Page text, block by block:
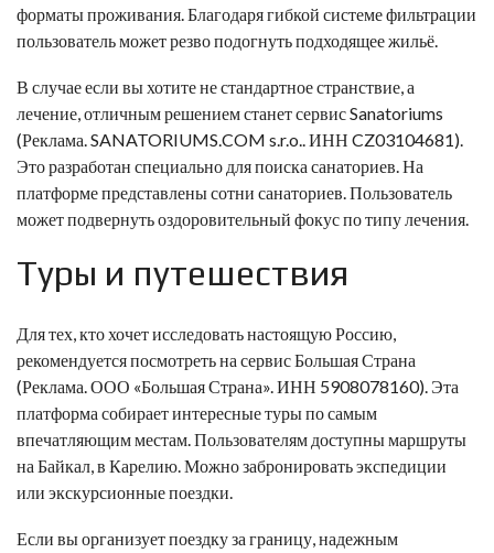
форматы проживания. Благодаря гибкой системе фильтрации
пользователь может резво подогнуть подходящее жильё.
В случае если вы хотите не стандартное странствие, а
лечение, отличным решением станет сервисSanatoriums
(Реклама. SANATORIUMS.COM s.r.o.. ИНН CZ03104681).
Это разработан специально для поиска санаториев. На
платформе представлены сотни санаториев. Пользователь
может подвернуть оздоровительный фокус по типу лечения.
Туры и путешествия
Для тех, кто хочет исследовать настоящую Россию,
рекомендуется посмотреть на сервисБольшая Страна
(Реклама. ООО «Большая Страна». ИНН 5908078160). Эта
платформа собирает интересные туры по самым
впечатляющим местам. Пользователям доступны маршруты
на Байкал, в Карелию. Можно забронировать экспедиции
или экскурсионные поездки.
Если вы организует поездку за границу, надежным